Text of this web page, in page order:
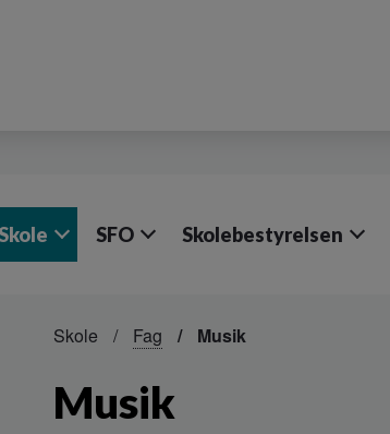
SFO Skolebestyrelsen
Skole Fag Musik
Musik